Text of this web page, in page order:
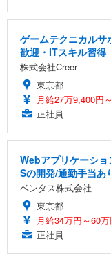
ゲームテクニカル
歓迎・ITスキル習得
株式会社Creer
東京都
月給27万9,400円
正社員
Webアプリケーシ
Sの開発/通勤手当あ
ベンタス株式会社
東京都
月給34万円～60
正社員